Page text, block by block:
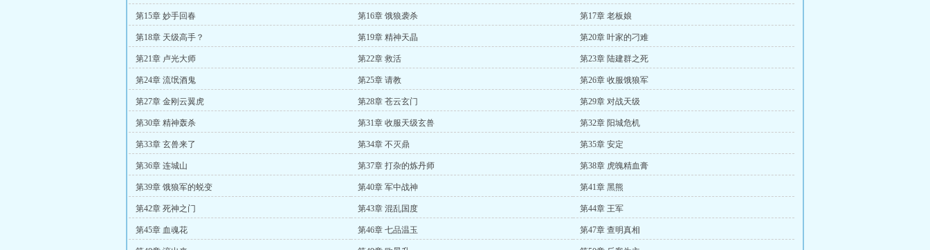
第15章 妙手回春 第16章 饿狼袭杀 第17章 老板娘
第18章 天级高手？ 第19章 精神天晶 第20章 叶家的刁难
第21章 卢光大师 第22章 救活 第23章 陆建群之死
第24章 流氓酒鬼 第25章 请教 第26章 收服饿狼军
第27章 金刚云翼虎 第28章 苍云玄门 第29章 对战天级
第30章 精神轰杀 第31章 收服天级玄兽 第32章 阳城危机
第33章 玄兽来了 第34章 不灭鼎 第35章 安定
第36章 连城山 第37章 打杂的炼丹师 第38章 虎魄精血膏
第39章 饿狼军的蜕变 第40章 军中战神 第41章 黑熊
第42章 死神之门 第43章 混乱国度 第44章 王军
第45章 血魂花 第46章 七品温玉 第47章 查明真相